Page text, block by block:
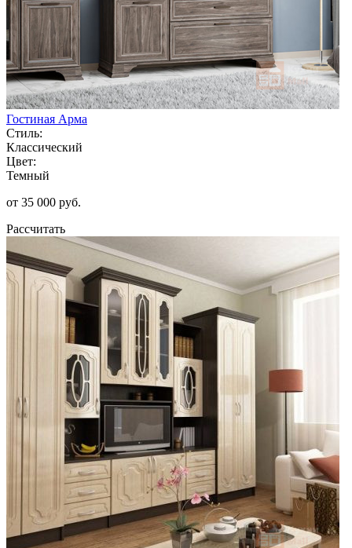
Гостиная Арма
Стиль:
Классический
Цвет:
Темный
от 35 000 руб.
Рассчитать